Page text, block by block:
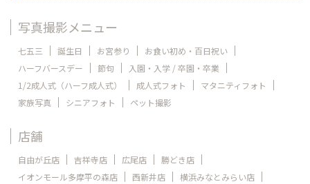
写真撮影メニュー
七五三 誕生日 お宮参り
お食い初め・百日祝い
ハーフバースデー
節句
入園・入学 / 卒園・卒業
1/2成人式（ハーフ成人式）
成人式フォト
マタニティフォト
家族写真
シニアフォト ペット撮影
店舗
自由が丘店 吉祥寺店 広尾店
勝どき店
イオンモール多摩平の森店
西新井店
横浜みなとみらい店